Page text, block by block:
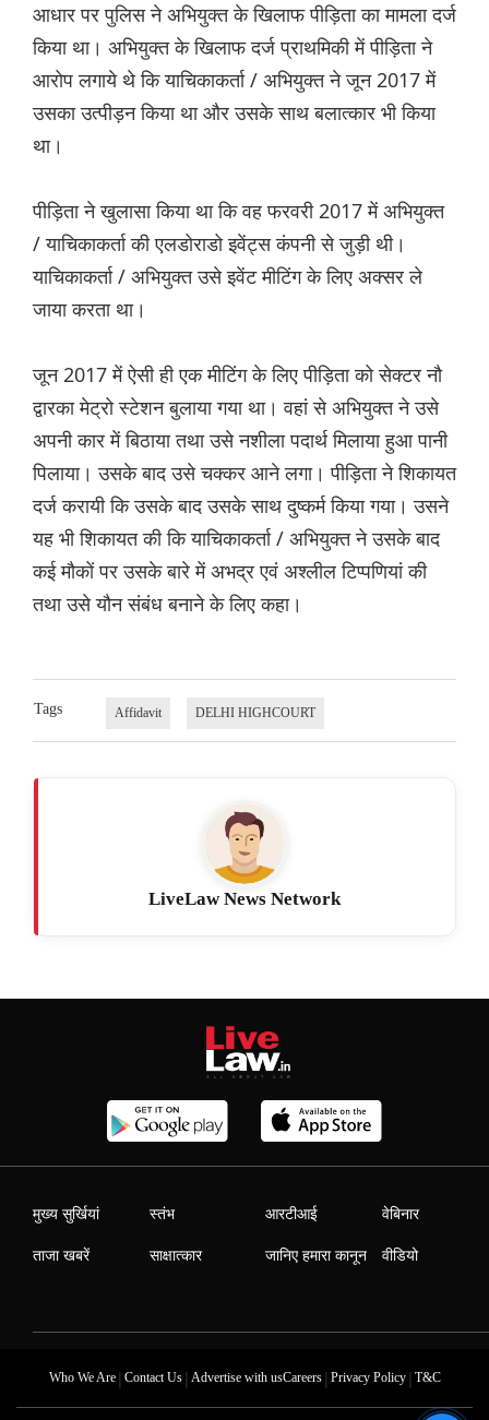
आधार पर पुलिस ने अभियुक्त के खिलाफ पीड़िता का मामला दर्ज
किया था। अभियुक्त के खिलाफ दर्ज प्राथमिकी में पीड़िता ने
आरोप लगाये थे कि याचिकाकर्ता / अभियुक्त ने जून 2017 में
उसका उत्पीड़न किया था और उसके साथ बलात्कार भी किया
था।
पीड़िता ने खुलासा किया था कि वह फरवरी 2017 में अभियुक्त
/ याचिकाकर्ता की एलडोराडो इवेंट्स कंपनी से जुड़ी थी।
याचिकाकर्ता / अभियुक्त उसे इवेंट मीटिंग के लिए अक्सर ले
जाया करता था।
जून 2017 में ऐसी ही एक मीटिंग के लिए पीड़िता को सेक्टर नौ
द्वारका मेट्रो स्टेशन बुलाया गया था। वहां से अभियुक्त ने उसे
अपनी कार में बिठाया तथा उसे नशीला पदार्थ मिलाया हुआ पानी
पिलाया। उसके बाद उसे चक्कर आने लगा। पीड़िता ने शिकायत
दर्ज करायी कि उसके बाद उसके साथ दुष्कर्म किया गया। उसने
यह भी शिकायत की कि याचिकाकर्ता / अभियुक्त ने उसके बाद
कई मौकों पर उसके बारे में अभद्र एवं अश्लील टिप्पणियां की
तथा उसे यौन संबंध बनाने के लिए कहा।
Tags Affidavit DELHI HIGHCOURT
LiveLaw News Network
मुख्य सुर्खियां
ताजा खबरें
स्तंभ
साक्षात्कार
आरटीआई
जानिए हमारा कानून
वेबिनार
वीडियो
Who We Are| Contact Us| Advertise with usCareers| Privacy Policy| T&C